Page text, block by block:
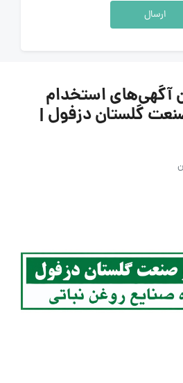
ارسال
آگهی‌های استخدام
گلستان دزفول |